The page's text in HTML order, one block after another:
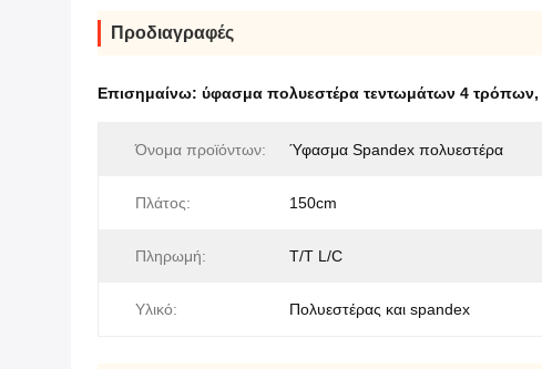
Προδιαγραφές
Επισημαίνω: ύφασμα πολυεστέρα τεντωμάτων 4 τρόπων,
Όνομα προϊόντων: Ύφασμα Spandex πολυεστέρα
Πλάτος: 150cm
Πληρωμή: T/T L/C
Υλικό: Πολυεστέρας και spandex